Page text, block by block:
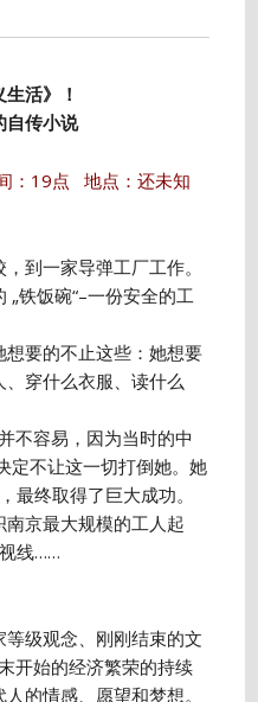
活》！
自传小说
：19点 地点：还未知
到一家导弹工厂工作。
铁饭碗“–一份安全的工
要的不止这些：她想要
穿什么衣服、读什么
不容易，因为当时的中
定不让这一切打倒她。她
最终取得了巨大成功。
京最大规模的工人起
线……
级观念、刚刚结束的文
开始的经济繁荣的持续
的情感、愿望和梦想。